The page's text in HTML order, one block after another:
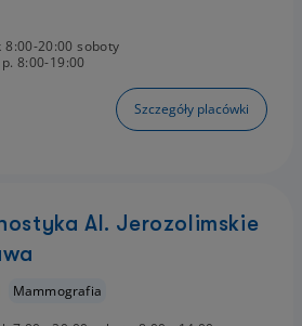
8:00-20:00 soboty
8:00-19:00
Szczegóły placówki
Al. Jerozolimskie
Mammografia